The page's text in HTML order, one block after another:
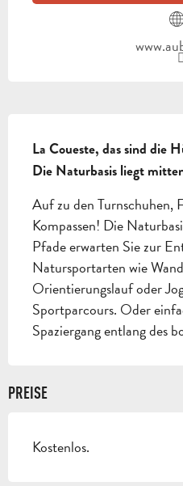
La Coueste, das sind die
Die Naturbasis liegt
Auf zu den Turnschuhen,
Kompassen! Die
Pfade erwarten Sie zur
Natursportarten wie
Orientierungslauf oder
Sportparcours. Oder
Spaziergang entlang des
PREISE
Kostenlos.